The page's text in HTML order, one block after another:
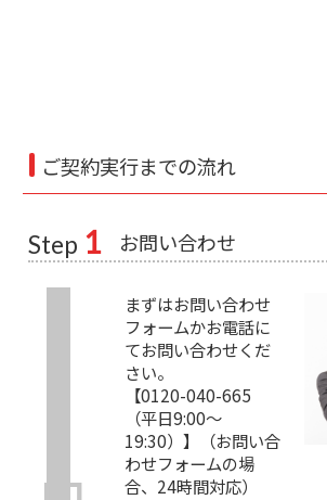
ご契約実行までの流れ
Step 1 お問い合わせ
まずはお問い合わせ
フォームかお電話に
てお問い合わせくだ
さい。
【0120-040-665
（平日9:00～
19:30）】（お問い合
わせフォームの場
合、24時間対応）